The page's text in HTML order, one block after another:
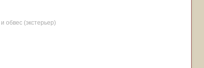
обвес (экстерьер)